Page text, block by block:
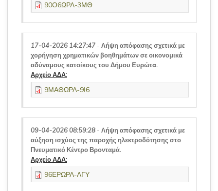
90Ο6ΩΡΛ-3ΜΘ
17-04-2026 14:27:47 - Λήψη απόφασης σχετικά με
χορήγηση χρηματικών βοηθημάτων σε οικονομικά
αδύναμους κατοίκους του Δήμου Ευρώτα.
Αρχείο ΑΔΑ:
9ΜΑΘΩΡΛ-9Ι6
09-04-2026 08:59:28 - Λήψη απόφασης σχετικά με
αύξηση ισχύος της παροχής ηλεκτροδότησης στο
Πνευματικό Κέντρο Βρονταμά.
Αρχείο ΑΔΑ:
96ΕΡΩΡΛ-ΛΓΥ